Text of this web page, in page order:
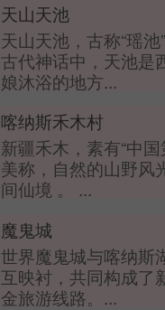
天山天池
天山天池，古称“瑶池
古代神话中，天池是
娘沐浴的地方...
喀纳斯禾木村
新疆禾木，素有“中国
美称，自然的山野风
间仙境 。 ...
魔鬼城
世界魔鬼城与喀纳斯
互映衬，共同构成了
金旅游线路。...